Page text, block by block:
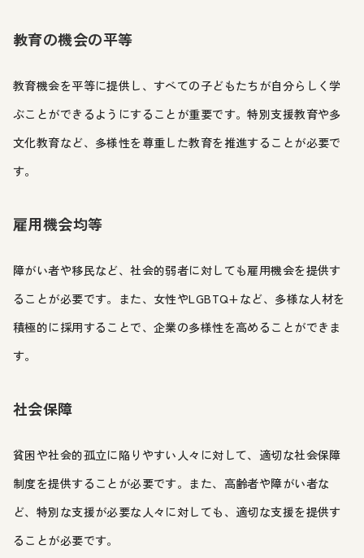
教育の機会の平等
教育機会を平等に提供し、すべての子どもたちが自分らしく学
ぶことができるようにすることが重要です。特別支援教育や多
文化教育など、多様性を尊重した教育を推進することが必要で
す。
雇用機会均等
障がい者や移民など、社会的弱者に対しても雇用機会を提供す
ることが必要です。また、女性やLGBTQ+など、多様な人材を
積極的に採用することで、企業の多様性を高めることができま
す。
社会保障
貧困や社会的孤立に陥りやすい人々に対して、適切な社会保障
制度を提供することが必要です。また、高齢者や障がい者な
ど、特別な支援が必要な人々に対しても、適切な支援を提供す
ることが必要です。